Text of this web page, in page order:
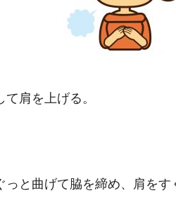
肩を上げる。
と曲げて脇を締め、肩をす